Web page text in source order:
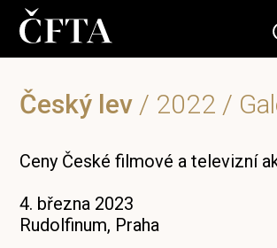
Český lev / 2022 /
Ceny České filmové a televizní
4. března 2023
Rudolfinum, Praha